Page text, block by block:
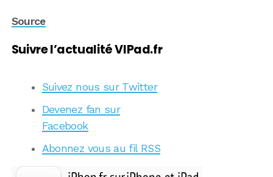
Source
Suivre l’actualité VIPad.fr
Suivez nous sur Twitter
Devenez fan sur
Facebook
Abonnez vous au fil RSS